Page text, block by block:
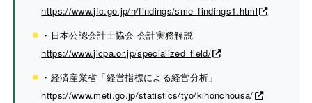
https://www.jfc.go.jp/n/findings/sme_findings1.html
・日本公認会計士協会 会計実務解説
https://www.jicpa.or.jp/specialized_field/
・経済産業省「経営指標による経営分析」
https://www.meti.go.jp/statistics/tyo/kihonchousa/